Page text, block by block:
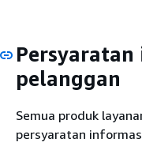
pelanggan
Semua produk
persyaratan